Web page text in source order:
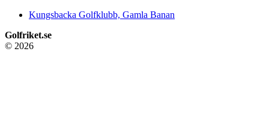
Kungsbacka Golfklubb, Gamla Banan
Golfriket.se
© 2026